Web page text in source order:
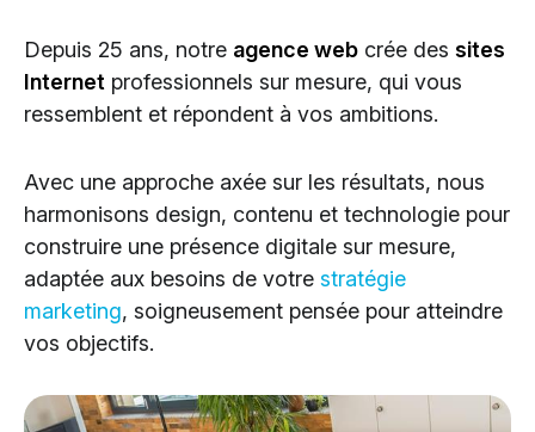
CMS - Systèmes de gestion de contenus
Cloud Services
Depuis 25 ans, notre agence web crée des sites
Internet professionnels sur mesure, qui vous
ressemblent et répondent à vos ambitions.
Avec une approche axée sur les résultats, nous
harmonisons design, contenu et technologie pour
construire une présence digitale sur mesure,
adaptée aux besoins de votre stratégie
marketing, soigneusement pensée pour atteindre
vos objectifs.